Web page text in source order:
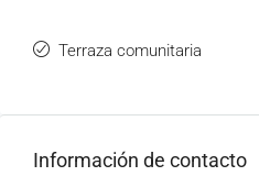
Terraza comunitaria
Información de contacto